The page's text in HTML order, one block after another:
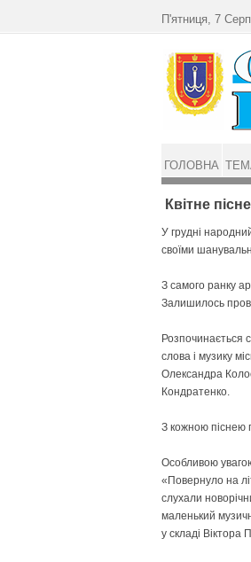
Квітне
У грудні
своїми
З самого ранку
Залишилось
Розпочинається
слова і музику
Олександра
Кондратенко.
З кожною піснею
Особливою
«Повернуло на
слухали
маленький
у складі
П'ятниця, 7
ГОЛОВНА